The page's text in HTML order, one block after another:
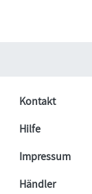
Kontakt
Hilfe
Impressum
Händler